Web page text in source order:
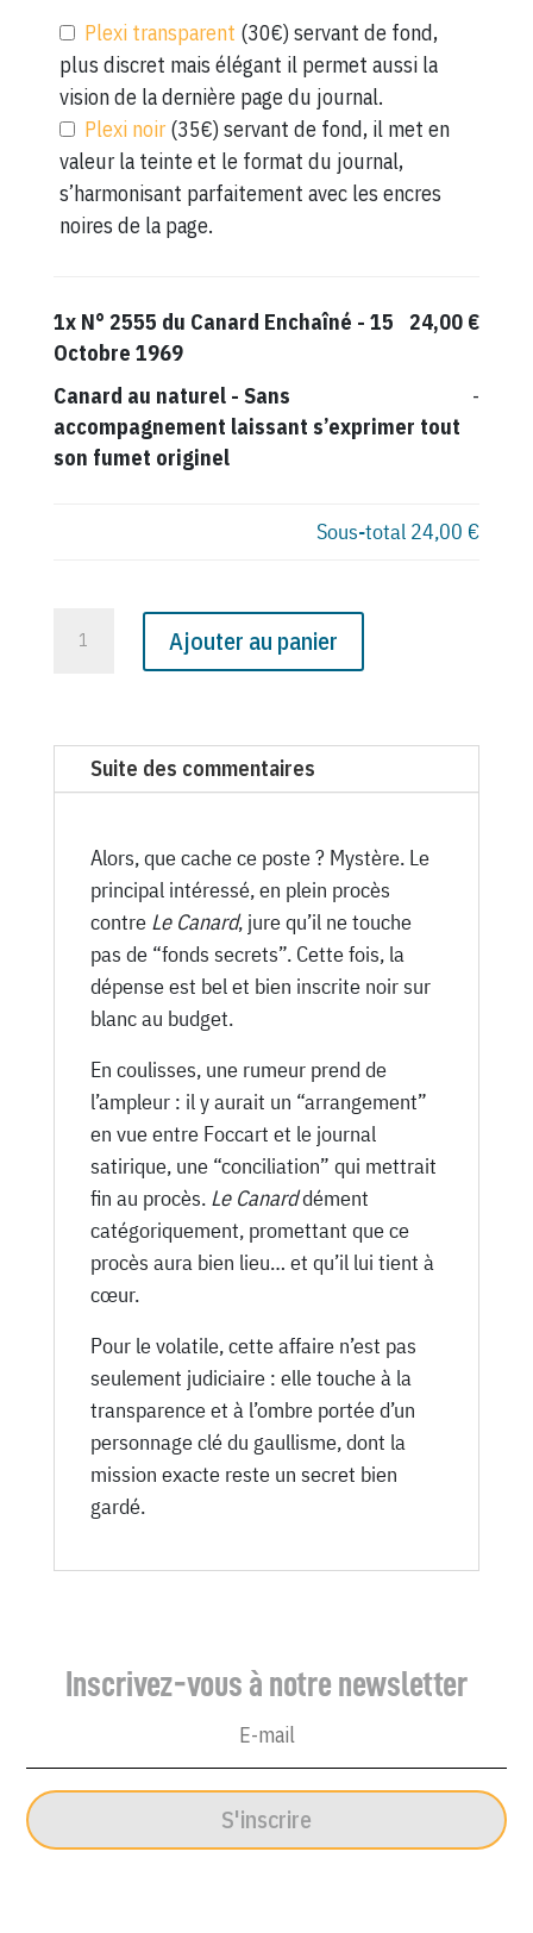
Plexi transparent (30€) servant de fond,
plus discret mais élégant il permet aussi la
vision de la dernière page du journal.
Plexi noir (35€) servant de fond, il met en
valeur la teinte et le format du journal,
s’harmonisant parfaitement avec les encres
noires de la page.
1x N° 2555 du Canard Enchaîné - 15
Octobre 1969
24,00 €
Canard au naturel- Sans
accompagnement laissant s’exprimer tout
son fumet originel
-
Sous-total 24,00 €
du
Canard
Octobre
1969
Ajouter au panier
Suite des commentaires
Alors, que cache ce poste ? Mystère. Le
principal intéressé, en plein procès
contre Le Canard, jure qu’il ne touche
pas de “fonds secrets”. Cette fois, la
dépense est bel et bien inscrite noir sur
blanc au budget.
En coulisses, une rumeur prend de
l’ampleur : il y aurait un “arrangement”
en vue entre Foccart et le journal
satirique, une “conciliation” qui mettrait
fin au procès. Le Canarddément
catégoriquement, promettant que ce
procès aura bien lieu… et qu’il lui tient à
cœur.
Pour le volatile, cette affaire n’est pas
seulement judiciaire : elle touche à la
transparence et à l’ombre portée d’un
personnage clé du gaullisme, dont la
mission exacte reste un secret bien
gardé.
Inscrivez-vous à notre newsletter
S'inscrire